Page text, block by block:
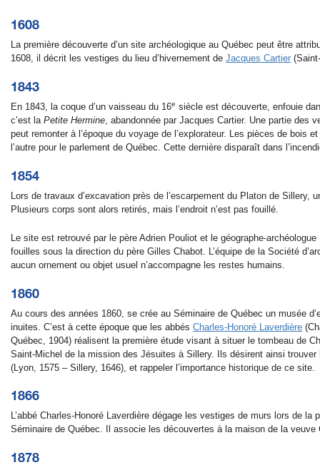
1608
La première découverte d’un site archéologique au Québec peut être
1608, il décrit les vestiges du lieu d’hivernement de Jacques Cartier
1843
En 1843, la coque d’un vaisseau du 16e siècle est découverte, enfouie
c’est la Petite Hermine, abandonnée par Jacques Cartier. Une partie des
peut remonter à l’époque du voyage de l’explorateur. Les pièces de bois
l’autre pour le parlement de Québec. Cette dernière disparaît dans
1854
Lors de travaux d’excavation près de l’escarpement du Platon de
Plusieurs corps sont alors retirés, mais l’endroit n’est pas fouillé.
Le site est retrouvé par le père Adrien Pouliot et le géographe-
fouilles sous la direction du père Gilles Chabot. L’équipe de la Société
aucun ornement ou objet usuel n’accompagne les restes humains.
1860
Au cours des années 1860, se crée au Séminaire de Québec un musée
inuites. C’est à cette époque que les abbés Charles-Honoré Laverdière
Québec, 1904) réalisent la première étude visant à situer le tombeau de
Saint-Michel de la mission des Jésuites à Sillery. Ils désirent ainsi
(Lyon, 1575 – Sillery, 1646), et rappeler l’importance historique de ce site.
1866
L’abbé Charles-Honoré Laverdière dégage les vestiges de murs lors de
Séminaire de Québec. Il associe les découvertes à la maison de la veuve
1878